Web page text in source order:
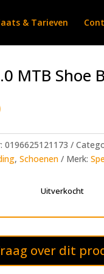
& Tarieven
MTB Shoe
0196625121173
, Schoenen Merk:
Uitverkocht
over dit